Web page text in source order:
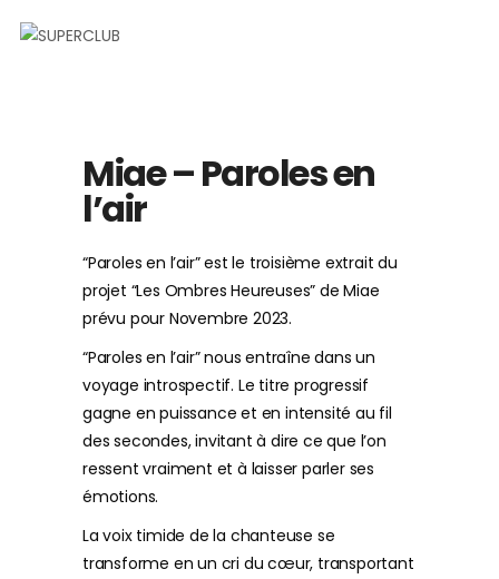
Miae – Paroles en
l’air
“Paroles en l’air” est le troisième extrait du
projet “Les Ombres Heureuses” de Miae
prévu pour Novembre 2023.
“Paroles en l’air” nous entraîne dans un
voyage introspectif. Le titre progressif
gagne en puissance et en intensité au fil
des secondes, invitant à dire ce que l’on
ressent vraiment et à laisser parler ses
émotions.
La voix timide de la chanteuse se
transforme en un cri du cœur, transportant